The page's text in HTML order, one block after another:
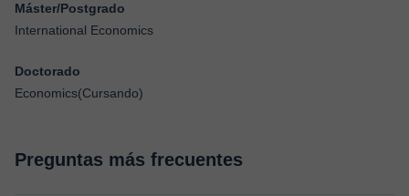
Máster/Postgrado
International Economics
Doctorado
Economics(Cursando)
Preguntas más frecuentes